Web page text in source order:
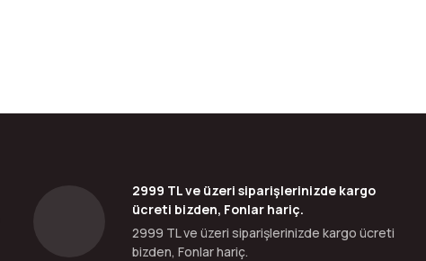
2999 TL ve üzeri siparişlerinizde kargo
ücreti bizden, Fonlar hariç.
2999 TL ve üzeri siparişlerinizde kargo ücreti
bizden, Fonlar hariç.